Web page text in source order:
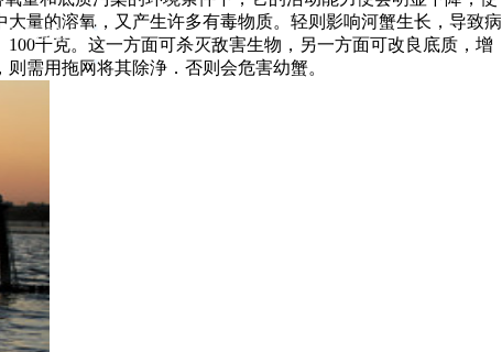
量的溶氧，又产生许多有毒物质。轻则影响河蟹生长，导致病
千克。这一方面可杀灭敌害生物，另一方面可改良底质，增
需用拖网将其除浄．否则会危害幼蟹。
联系蟹公馆